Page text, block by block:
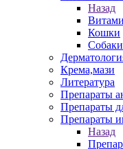
Назад
Кошки
Собаки
Крема,мази
Литература
Препараты
Препараты
Препараты
Назад